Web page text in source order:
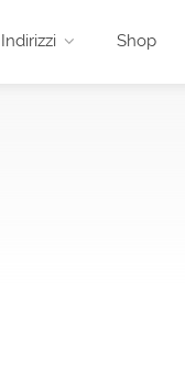
Indirizzi Shop